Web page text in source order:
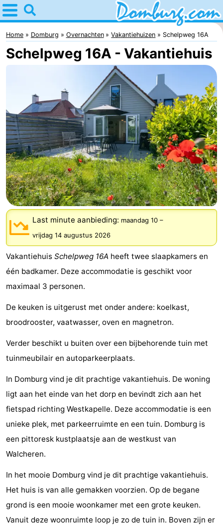
Home
Domburg
Tips
kinderen
Webcam
Webcam
Webcam
Strand
Overnachten
Appartementen
-
Park
Loverendale
-
Résidence
Wijngaerde
Bed
breakfasts)
Campings
Hotels
Vakantiehuizen
-
Domburg
Hof
Domburg
-
Westhove
Last
minutes
Strand
Zien
doen
Bezienswaardigheden
-
Home Domburg Overnachten Vakantiehuizen Schelpweg 16A
Schelpweg 16A - Vakantiehuis
Last minute aanbieding: maandag 10 –
vrijdag 14 augustus 2026
Vakantiehuis Schelpweg 16A heeft twee slaapkamers en
één badkamer. Deze accommodatie is geschikt voor
maximaal 3 personen.
De keuken is uitgerust met onder andere: koelkast,
broodrooster, vaatwasser, oven en magnetron.
Verder beschikt u buiten over een bijbehorende tuin met
tuinmeubilair en autoparkeerplaats.
In Domburg vind je dit prachtige vakantiehuis. De woning
ligt aan het einde van het dorp en bevindt zich aan het
fietspad richting Westkapelle. Deze accommodatie is een
unieke plek, met parkeerruimte en een tuin. Domburg is
een pittoresk kustplaatsje aan de westkust van
Walcheren.
In het mooie Domburg vind je dit prachtige vakantiehuis.
Het huis is van alle gemakken voorzien. Op de begane
grond is een mooie woonkamer met een grote keuken.
Vanuit deze woonruimte loop je zo de tuin in. Boven zijn er